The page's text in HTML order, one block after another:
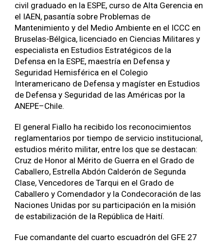
civil graduado en la ESPE, curso de Alta Gerencia en
el IAEN, pasantía sobre Problemas de
Mantenimiento y del Medio Ambiente en el ICCC en
Bruselas-Bélgica, licenciado en Ciencias Militares y
especialista en Estudios Estratégicos de la
Defensa en la ESPE, maestría en Defensa y
Seguridad Hemisférica en el Colegio
Interamericano de Defensa y magíster en Estudios
de Defensa y Seguridad de las Américas por la
ANEPE–Chile.
El general Fiallo ha recibido los reconocimientos
reglamentarios por tiempo de servicio institucional,
estudios mérito militar, entre los que se destacan:
Cruz de Honor al Mérito de Guerra en el Grado de
Caballero, Estrella Abdón Calderón de Segunda
Clase, Vencedores de Tarqui en el Grado de
Caballero y Comendador y la Condecoración de las
Naciones Unidas por su participación en la misión
de estabilización de la República de Haití.
Fue comandante del cuarto escuadrón del GFE 27